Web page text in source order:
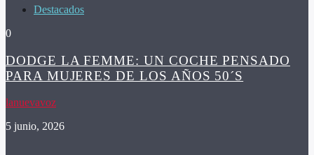
Destacados
0
DODGE LA FEMME: UN COCHE PENSADO
PARA MUJERES DE LOS AÑOS 50´S
lanuevavoz
5 junio, 2026